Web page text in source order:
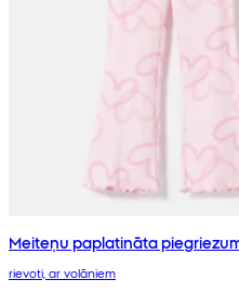
Meiteņu paplatināta
rievoti, ar volāniem